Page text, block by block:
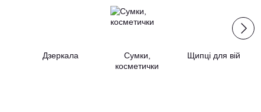
Дзеркала
Сумки,
косметички
Щипці для вій